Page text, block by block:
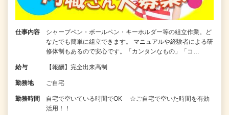
仕事内容
シャープペン・ボールペン・キーホルダー等の組立作業。ど
なたでも簡単に組立できます。 マニュアルや経験者による研
修体制もあるので安心です。「カンタンなもの」「コ…
給与 【報酬】完全出来高制
勤務地 ご自宅
勤務時間
自宅で空いている時間でOK ☆ご自宅で空いた時間を有効
活用！！